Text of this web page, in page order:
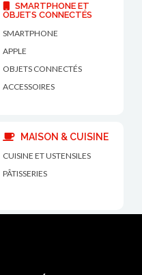
SMARTPHONE ET
OBJETS CONNECTÉS
SMARTPHONE
APPLE
OBJETS CONNECTÉS
ACCESSOIRES
MAISON & CUISINE
CUISINE ET USTENSILES
PÂTISSERIES